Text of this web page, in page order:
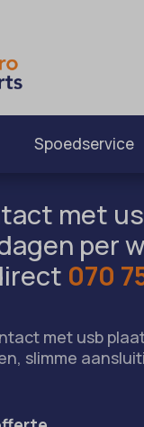
Spoedservice
met
per
070
met usb
slimme